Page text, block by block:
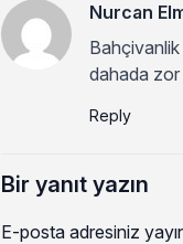
Nurcan
dahada zor
Reply
Bir yanıt yazın
E-posta adresiniz